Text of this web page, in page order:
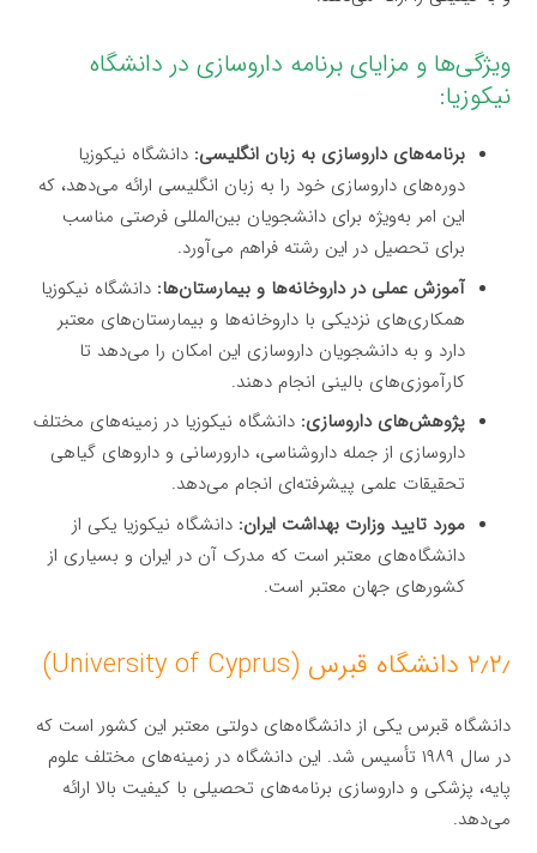
ویژگی‌ها و مزایای برنامه داروسازی در دانشگاه
نیکوزیا:
برنامه‌های داروسازی به زبان انگلیسی: دانشگاه نیکوزیا
دوره‌های داروسازی خود را به زبان انگلیسی ارائه می‌دهد، که
این امر به‌ویژه برای دانشجویان بین‌المللی فرصتی مناسب
برای تحصیل در این رشته فراهم می‌آورد.
آموزش عملی در داروخانه‌ها و بیمارستان‌ها: دانشگاه نیکوزیا
همکاری‌های نزدیکی با داروخانه‌ها و بیمارستان‌های معتبر
دارد و به دانشجویان داروسازی این امکان را می‌دهد تا
کارآموزی‌های بالینی انجام دهند.
پژوهش‌های داروسازی: دانشگاه نیکوزیا در زمینه‌های مختلف
داروسازی از جمله داروشناسی، دارورسانی و داروهای گیاهی
تحقیقات علمی پیشرفته‌ای انجام می‌دهد.
مورد تایید وزارت بهداشت ایران: دانشگاه نیکوزیا یکی از
دانشگاه‌های معتبر است که مدرک آن در ایران و بسیاری از
کشورهای جهان معتبر است.
۲٫۲٫ دانشگاه قبرس (University of Cyprus)
دانشگاه قبرس یکی از دانشگاه‌های دولتی معتبر این کشور است که
در سال ۱۹۸۹ تأسیس شد. این دانشگاه در زمینه‌های مختلف علوم
پایه، پزشکی و داروسازی برنامه‌های تحصیلی با کیفیت بالا ارائه
می‌دهد.